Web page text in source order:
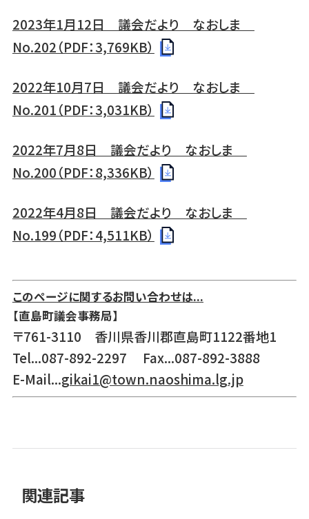
2023年1月12日 議会だより なおしま
No.202（PDF：3,769KB）
2022年10月7日 議会だより なおしま
No.201（PDF：3,031KB）
2022年7月8日 議会だより なおしま
No.200（PDF：8,336KB）
2022年4月8日 議会だより なおしま
No.199（PDF：4,511KB）
このページに関するお問い合わせは...
【直島町議会事務局】
〒761-3110 香川県香川郡直島町1122番地1
Tel...087-892-2297 Fax...087-892-3888
E-Mail...gikai1@town.naoshima.lg.jp
関連記事